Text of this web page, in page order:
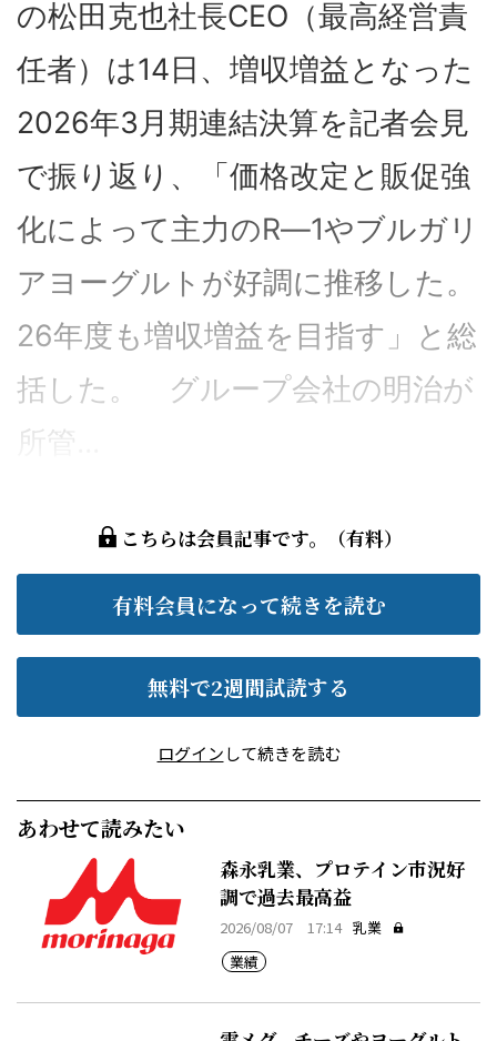
の松田克也社長CEO（最高経営責
任者）は14日、増収増益となった
2026年3月期連結決算を記者会見
で振り返り、「価格改定と販促強
化によって主力のR―1やブルガリ
アヨーグルトが好調に推移した。
26年度も増収増益を目指す」と総
括した。 グループ会社の明治が
所管...
こちらは会員記事です。（有料）
有料会員になって続きを読む
無料で2週間試読する
ログインして続きを読む
あわせて読みたい
森永乳業、プロテイン市況好
調で過去最高益
2026/08/07 17:14 乳業
業績